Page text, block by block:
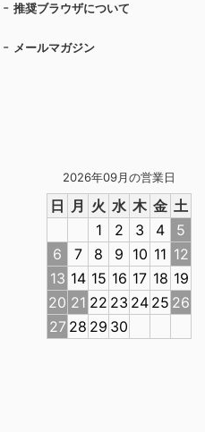
2026年09月の営業日
日 月 火 水 木 金 土
1
2 3 4
5
6
7 8 9 10 11 12
13 14 15 16 17 18 19
20 21 22 23 24 25 26
27 28 29 30
推奨ブラウザについて
メールマガジン